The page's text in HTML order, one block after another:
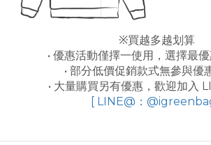
※買越多越划算
• 優惠活動僅擇一使用，選擇最優
• 部分低價促銷款式無參與優
• 大量購買另有優惠，歡迎加入
[ LINE@：